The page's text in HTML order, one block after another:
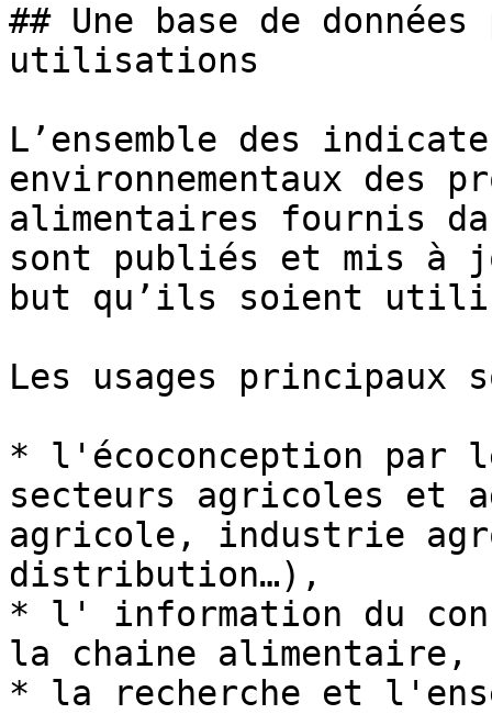
## Une base de
utilisations
L’ensemble des
environnementaux des
alimentaires fournis
sont publiés et mis à
but qu’ils soient
Les usages principaux
* l'écoconception par
secteurs agricoles et
agricole, industrie
distribution…),
* l' information du
la chaine alimentaire,
* la recherche et